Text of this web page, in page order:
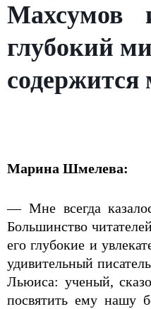
Махсумов
глубокий
Марина Шмелева:
— Мне всегда
Большинство
его глубокие и
удивительный
Льюиса: ученый,
посвятить ему нашу